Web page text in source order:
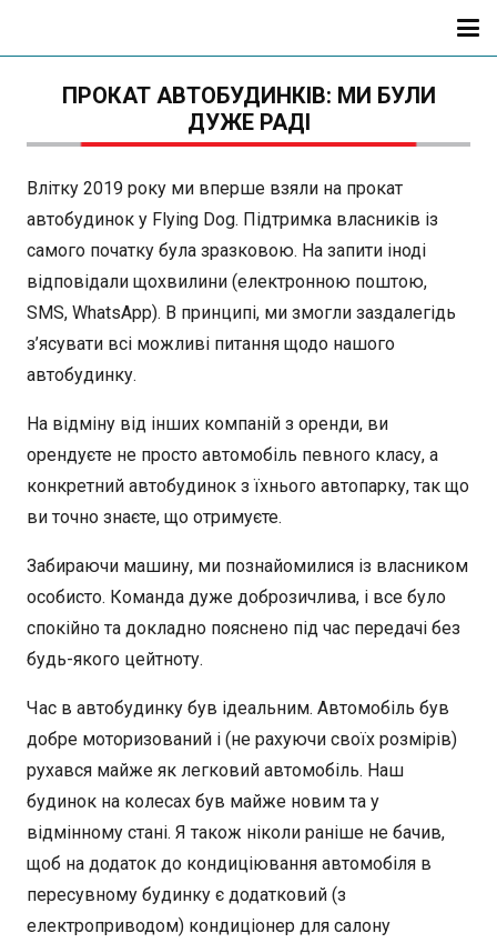
ПРОКАТ АВТОБУДИНКІВ: МИ БУЛИ
ДУЖЕ РАДІ
Влітку 2019 року ми вперше взяли на прокат
автобудинок у Flying Dog. Підтримка власників із
самого початку була зразковою. На запити іноді
відповідали щохвилини (електронною поштою,
SMS, WhatsApp). В принципі, ми змогли заздалегідь
з’ясувати всі можливі питання щодо нашого
автобудинку.
На відміну від інших компаній з оренди, ви
орендуєте не просто автомобіль певного класу, а
конкретний автобудинок з їхнього автопарку, так що
ви точно знаєте, що отримуєте.
Забираючи машину, ми познайомилися із власником
особисто. Команда дуже доброзичлива, і все було
спокійно та докладно пояснено під час передачі без
будь-якого цейтноту.
Час в автобудинку був ідеальним. Автомобіль був
добре моторизований і (не рахуючи своїх розмірів)
рухався майже як легковий автомобіль. Наш
будинок на колесах був майже новим та у
відмінному стані. Я також ніколи раніше не бачив,
щоб на додаток до кондиціювання автомобіля в
пересувному будинку є додатковий (з
електроприводом) кондиціонер для салону